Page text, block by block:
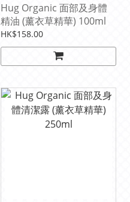
Hug Organic 面部及身體
精油 (薰衣草精華) 100ml
HK$158.00